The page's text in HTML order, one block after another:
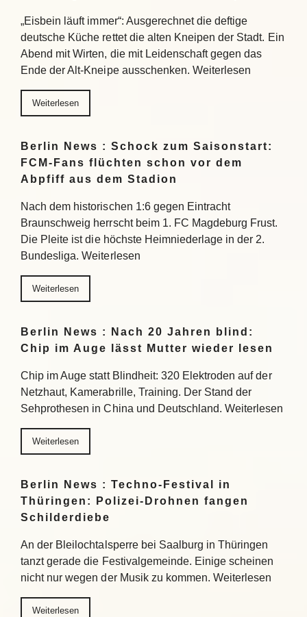
„Eisbein läuft immer“: Ausgerechnet die deftige
deutsche Küche rettet die alten Kneipen der Stadt. Ein
Abend mit Wirten, die mit Leidenschaft gegen das
Ende der Alt-Kneipe ausschenken. Weiterlesen
Weiterlesen
Berlin News : Schock zum Saisonstart:
FCM-Fans flüchten schon vor dem
Abpfiff aus dem Stadion
Nach dem historischen 1:6 gegen Eintracht
Braunschweig herrscht beim 1. FC Magdeburg Frust.
Die Pleite ist die höchste Heimniederlage in der 2.
Bundesliga. Weiterlesen
Weiterlesen
Berlin News : Nach 20 Jahren blind:
Chip im Auge lässt Mutter wieder lesen
Chip im Auge statt Blindheit: 320 Elektroden auf der
Netzhaut, Kamerabrille, Training. Der Stand der
Sehprothesen in China und Deutschland. Weiterlesen
Weiterlesen
Berlin News : Techno-Festival in
Thüringen: Polizei-Drohnen fangen
Schilderdiebe
An der Bleilochtalsperre bei Saalburg in Thüringen
tanzt gerade die Festivalgemeinde. Einige scheinen
nicht nur wegen der Musik zu kommen. Weiterlesen
Weiterlesen